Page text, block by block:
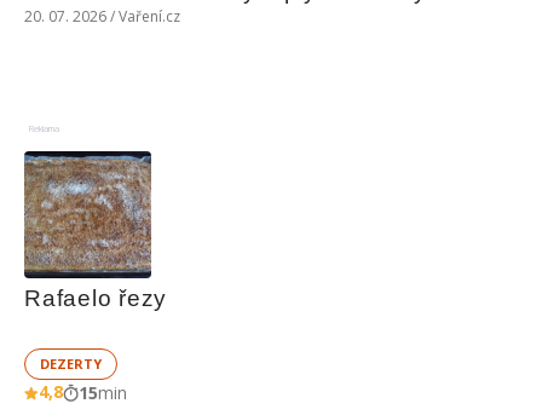
20. 07. 2026 / Vaření.cz
Reklama
Rafaelo řezy
DEZERTY
4,8 15min